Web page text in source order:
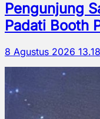
Pengunjung
Padati Booth
8 Agustus 2026 13.18